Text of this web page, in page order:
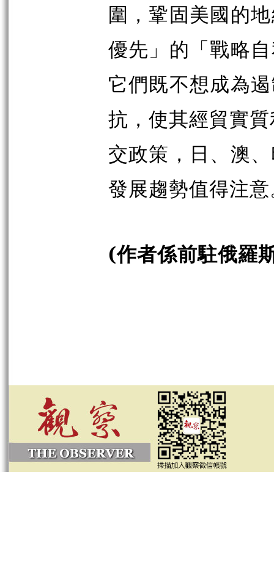
圍，鞏固美國的
優先」的「戰略
它們既不想成為
抗，使其經貿實
交政策，日、澳
發展趨勢值得注
(作者係前駐俄羅